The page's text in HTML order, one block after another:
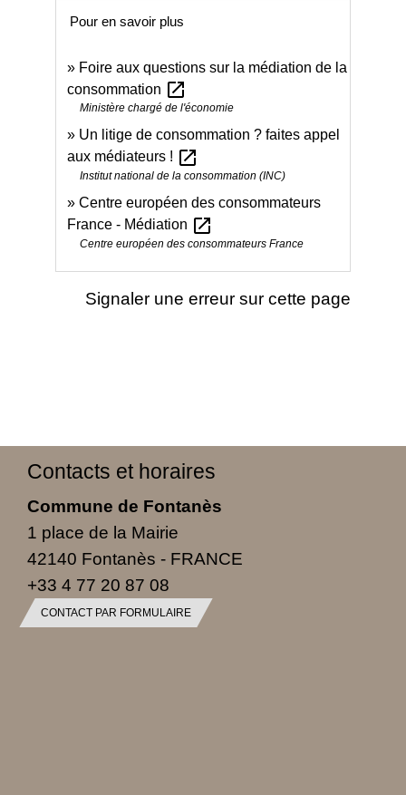
Pour en savoir plus
Foire aux questions sur la médiation de la
consommation open_in_new
Ministère chargé de l'économie
Un litige de consommation ? faites appel
aux médiateurs ! open_in_new
Institut national de la consommation (INC)
Centre européen des consommateurs
France - Médiation open_in_new
Centre européen des consommateurs France
Signaler une erreur sur cette page
Contacts et horaires
Commune de Fontanès
1 place de la Mairie
42140 Fontanès - FRANCE
+33 4 77 20 87 08
CONTACT PAR FORMULAIRE